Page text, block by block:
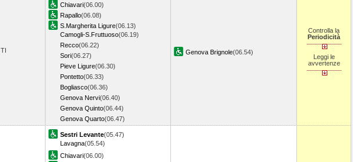
TI
Chiavari(06.00)
Rapallo(06.08)
S.Margherita Ligure(06.13)
Camogli-S.Fruttuoso(06.19)
Recco(06.22)
Sori(06.27)
Pieve Ligure(06.30)
Pontetto(06.33)
Bogliasco(06.36)
Genova Nervi(06.40)
Genova Quinto(06.44)
Genova Quarto(06.47)
Genova Brignole(06.54)
Controlla la
Periodicità
Leggi le
avvertenze
Sestri Levante(05.47)
Lavagna(05.54)
Chiavari(06.00)